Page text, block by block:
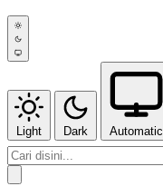
Light Dark Automatic